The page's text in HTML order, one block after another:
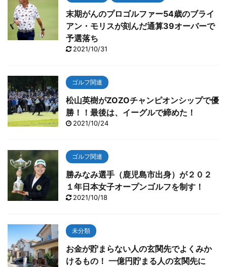
末期がんのプロゴルファー54歳のブライ
アン・モリスが刻んだ通算39オーバーで
予選落ち
2021/10/31
ゴルフ関連
松山英樹がZOZOチャンピオンシップで優
勝！！最後は、イーグルで締めた！
2021/10/24
ゴルフ関連
勝みなみ選手（鹿児島市出身）が２０２
１年日本女子オープンゴルフを制す！
2021/10/18
未分類
お金が貯まらない人の玄関先でよくみか
けるもの！ 一億円貯まる人の玄関先に